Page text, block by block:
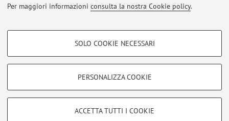
Per maggiori informazioni consulta la nostra Cookie policy.
COOKIE DI PROFILAZIONE - FACOLTATIVI
COOKIE TECNICI - NECESSARI
SOLO COOKIE NECESSARI
PERSONALIZZA COOKIE
ACCETTA TUTTI I COOKIE
Area riservata
Accedi tramiteloginper gestire tutti i contenuti del sito.
Zamboni, 33 - 40126 Bologna - Partita IVA: 01131710376